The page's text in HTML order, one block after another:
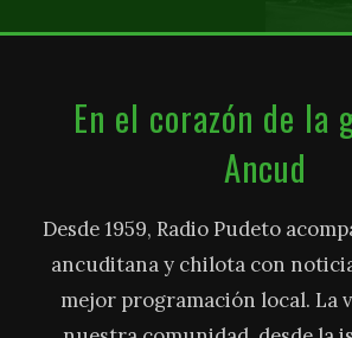
En el corazón de la
Ancud
Desde 1959, Radio Pudeto
ancuditana y chilota con
mejor programación local. La